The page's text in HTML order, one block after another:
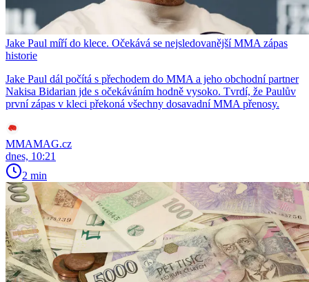
Jake Paul míří do klece. Očekává se nejsledovanější MMA zápas
historie
Jake Paul dál počítá s přechodem do MMA a jeho obchodní partner
Nakisa Bidarian jde s očekáváním hodně vysoko. Tvrdí, že Paulův
první zápas v kleci překoná všechny dosavadní MMA přenosy.
MMAMAG.cz
dnes, 10:21
2 min